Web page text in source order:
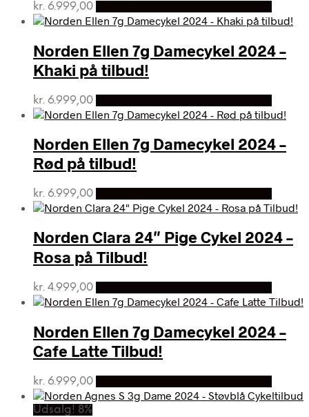
kr. 6.999,00
Norden Ellen 7g Damecykel 2024 –
Khaki på tilbud!
kr. 6.999,00
Norden Ellen 7g Damecykel 2024 –
Rød på tilbud!
kr. 6.999,00
Norden Clara 24″ Pige Cykel 2024 –
Rosa på Tilbud!
kr. 4.999,00
Norden Ellen 7g Damecykel 2024 –
Cafe Latte Tilbud!
kr. 6.999,00
Udsalg! 8%